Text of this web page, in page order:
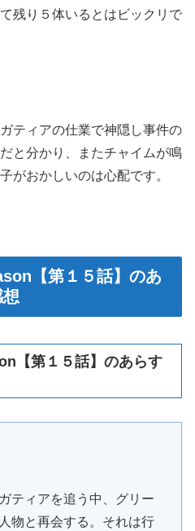
残り５体いるとはビックリで
ティアの仕業で神隠し事件の
と分かり、またチャイムが鳴
がおかしいのは心配です。
【第１５話】のあ
【第１５話】のあらす
ティアを追う中、グリー
物と再会する。それは行